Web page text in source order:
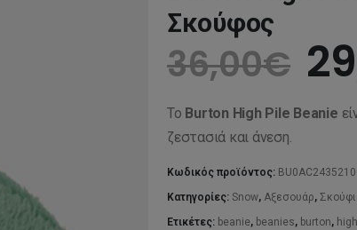
Σκούφος
36,00€
Το Burton High Pile Beanie
ζεστασιά και άνεση.
Κωδικός προϊόντος:
Κατηγορίες: Snow, Αξεσουάρ,
Ετικέτες: beanie, beanies, burton,